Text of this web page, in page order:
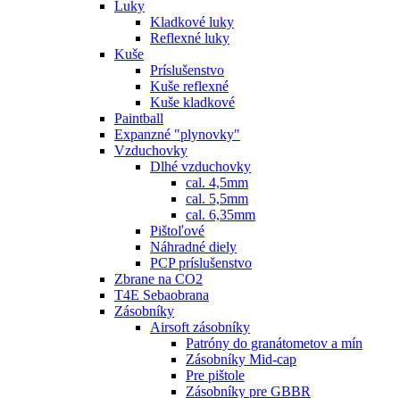
Luky
Kladkové luky
Reflexné luky
Kuše
Príslušenstvo
Kuše reflexné
Kuše kladkové
Paintball
Expanzné "plynovky"
Vzduchovky
Dlhé vzduchovky
cal. 4,5mm
cal. 5,5mm
cal. 6,35mm
Pištoľové
Náhradné diely
PCP príslušenstvo
Zbrane na CO2
T4E Sebaobrana
Zásobníky
Airsoft zásobníky
Patróny do granátometov a mín
Zásobníky Mid-cap
Pre pištole
Zásobníky pre GBBR